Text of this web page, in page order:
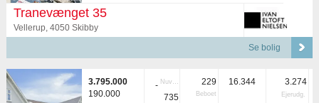
Tranevænget 35
Vellerup, 4050 Skibby
Se bolig
3.795.000
190.000
- Nuvær.
735
229
Beboet
16.344 3.274
Ejerudg.